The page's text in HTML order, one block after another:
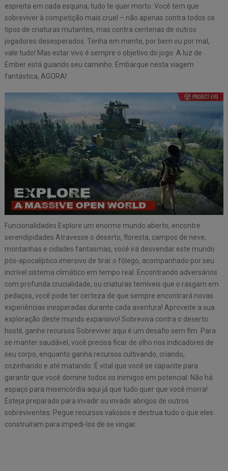
espreita em cada esquina, tudo te quer morto. Você tem que
sobreviver à competição mais cruel – não apenas contra todos os
tipos de criaturas mutantes, mas contra centenas de outros
jogadores desesperados. Tenha em mente, por bem ou por mal,
vale tudo! Mas estar vivo é sempre o objetivo do jogo. A luz de
Ember está guiando seu caminho. Embarque nesta viagem
fantástica, AGORA!
Funcionalidades Explore um enorme mundo aberto, encontre
serendipidades Atravesse o deserto, floresta, campos de neve,
montanhas e cidades fantasmas, você irá desvendar este mundo
pós-apocalíptico imersivo de tirar o fôlego, acompanhado por seu
incrível sistema climático em tempo real. Encontrando adversários
com profunda crucialidade, ou criaturas temíveis que o rasgam em
pedaços, você pode ter certeza de que sempre encontrará novas
experiências inesperadas durante cada aventura! Aproveite a sua
exploração deste mundo expansivo! Sobreviva contra o deserto
hostil, ganhe recursos Sobreviver aqui é um desafio sem fim. Para
se manter saudável, você precisa ficar de olho nos indicadores de
seu corpo, enquanto ganha recursos cultivando, criando,
cozinhando e até matando. É vital que você se capacite para
garantir que você domine todos os inimigos em potencial. Não há
espaço para misericórdia aqui já que tudo quer que você morra!
Esteja preparado para invadir ou invadir abrigos de outros
sobreviventes. Pegue recursos valiosos e destrua tudo o que eles
construíram para impedi-los de se vingar.